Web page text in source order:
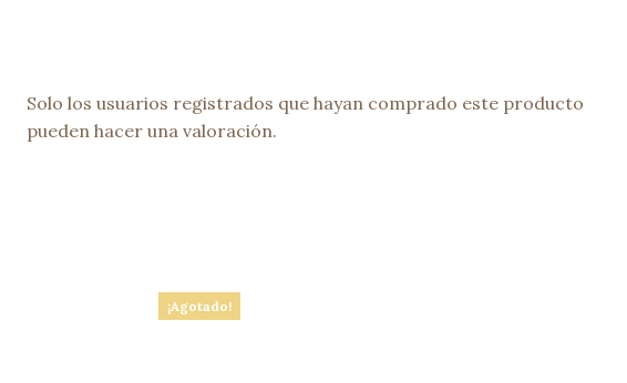
Solo los usuarios registrados que hayan comprado este producto
pueden hacer una valoración.
¡Agotado!